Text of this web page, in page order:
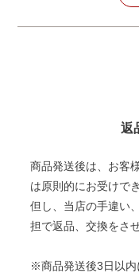
返
商品発送後は、お客
は原則的にお受けで
但し、当店の手違い
担で返品、交換をさ
※商品発送後3日以内